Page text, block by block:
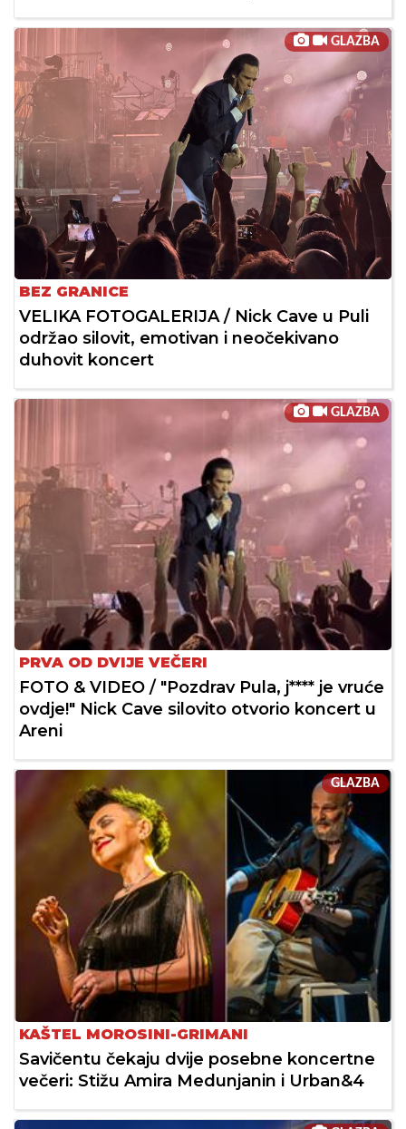
GLAZBA
BEZ GRANICE
VELIKA FOTOGALERIJA / Nick Cave u Puli
održao silovit, emotivan i neočekivano
duhovit koncert
GLAZBA
PRVA OD DVIJE VEČERI
FOTO & VIDEO / "Pozdrav Pula, j**** je vruće
ovdje!" Nick Cave silovito otvorio koncert u
Areni
GLAZBA
KAŠTEL MOROSINI-GRIMANI
Savičentu čekaju dvije posebne koncertne
večeri: Stižu Amira Medunjanin i Urban&4